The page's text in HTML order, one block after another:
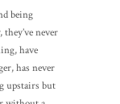
being
never
have
has never
upstairs but